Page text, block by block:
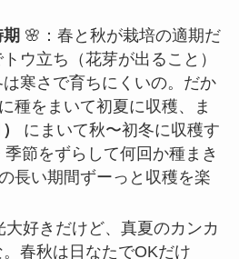
🌸：春と秋が栽培の適期だ
ウ立ち（花芽が出ること）
寒さで育ちにくいの。だか
に種をまいて初夏に収穫、ま
にまいて秋〜初冬に収穫す
季節をずらして何回か種まき
長い期間ずーっと収穫を楽
好きだけど、真夏のカンカ
春秋は日なたでOKだけ